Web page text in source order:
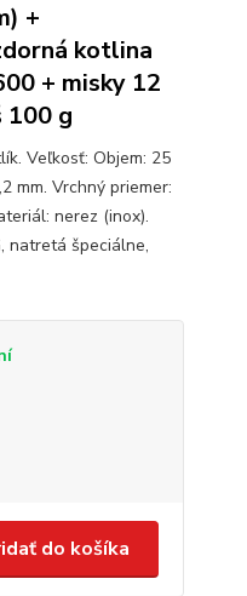
+
kotlina
+ misky 12
100 g
Veľkosť: Objem: 25
mm. Vrchný priemer:
nerez (inox).
natretá špeciálne,
do košíka